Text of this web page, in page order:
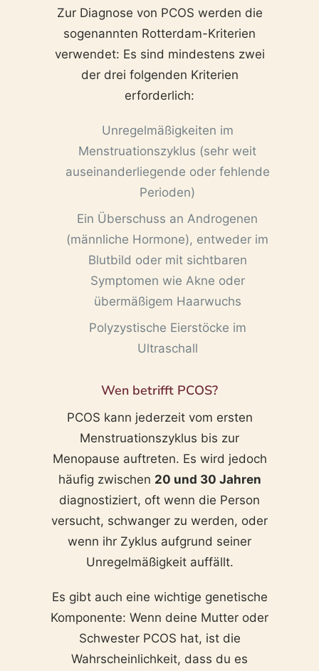
Zur Diagnose von PCOS werden die
sogenannten Rotterdam-Kriterien
verwendet: Es sind mindestens zwei
der drei folgenden Kriterien
erforderlich:
Unregelmäßigkeiten im
Menstruationszyklus (sehr weit
auseinanderliegende oder fehlende
Perioden)
Ein Überschuss an Androgenen
(männliche Hormone), entweder im
Blutbild oder mit sichtbaren
Symptomen wie Akne oder
übermäßigem Haarwuchs
Polyzystische Eierstöcke im
Ultraschall
Wen betrifft PCOS?
PCOS kann jederzeit vom ersten
Menstruationszyklus bis zur
Menopause auftreten. Es wird jedoch
häufig zwischen 20 und 30 Jahren
diagnostiziert, oft wenn die Person
versucht, schwanger zu werden, oder
wenn ihr Zyklus aufgrund seiner
Unregelmäßigkeit auffällt.
Es gibt auch eine wichtige genetische
Komponente: Wenn deine Mutter oder
Schwester PCOS hat, ist die
Wahrscheinlichkeit, dass du es